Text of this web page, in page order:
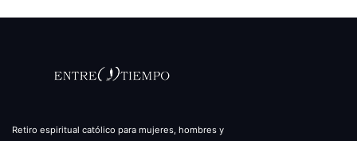
Retiro espiritual católico para mujeres, hombres y